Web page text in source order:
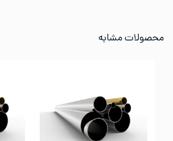
محصولات مشابه